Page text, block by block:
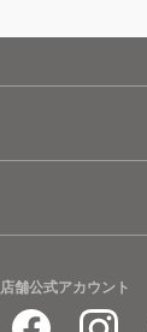
店舗公式アカウント